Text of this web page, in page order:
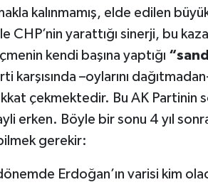
kalınmamış, elde edilen
CHP’nin yarattığı sinerji, bu
kendi başına yaptığı
karşısında –oylarını
çekmektedir. Bu AK Partinin
erken. Böyle bir sonu 4 yıl
gerekir:
Erdoğan’ın varisi kim